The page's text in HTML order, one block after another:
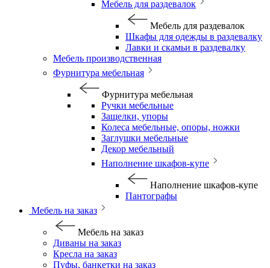
Мебель для раздевалок
Мебель для раздевалок
Шкафы для одежды в раздевалку
Лавки и скамьи в раздевалку
Мебель производственная
Фурнитура мебельная
Фурнитура мебельная
Ручки мебельные
Защелки, упоры
Колеса мебельные, опоры, ножки
Заглушки мебельные
Декор мебельный
Наполнение шкафов-купе
Наполнение шкафов-купе
Пантографы
Мебель на заказ
Мебель на заказ
Диваны на заказ
Кресла на заказ
Пуфы, банкетки на заказ